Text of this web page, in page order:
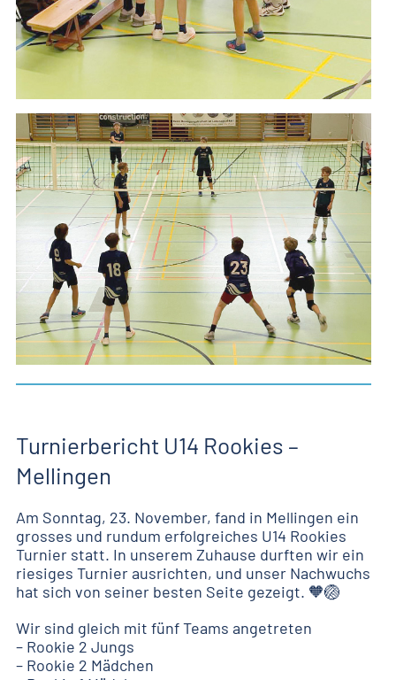
Turnierbericht U14 Rookies –
Mellingen
Am Sonntag, 23. November, fand in Mellingen ein
grosses und rundum erfolgreiches U14 Rookies
Turnier statt. In unserem Zuhause durften wir ein
riesiges Turnier ausrichten, und unser Nachwuchs
hat sich von seiner besten Seite gezeigt. 🧡🏐
Wir sind gleich mit fünf Teams angetreten
– Rookie 2 Jungs
– Rookie 2 Mädchen